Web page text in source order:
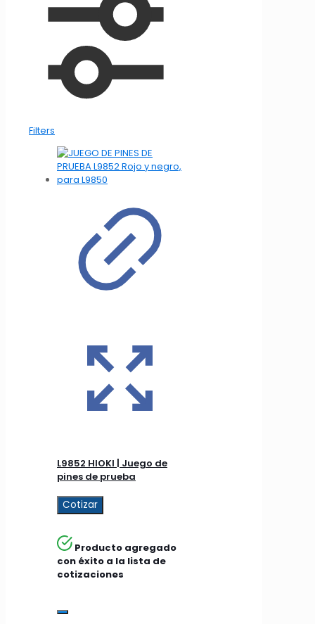
Filters
L9852 HIOKI | Juego de
pines de prueba
Cotizar
Producto agregado
con éxito a la lista de
cotizaciones